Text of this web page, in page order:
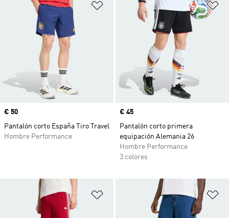
Añadir a la lista de deseos
Precio
€ 50
Pantalón corto España Tiro Travel
Hombre Performance
Precio
€ 45
Pantalón corto primera
equipación Alemania 26
Hombre Performance
3 colores
Añadir a la lista de deseos